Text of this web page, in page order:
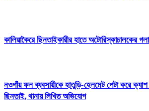
কালিয়াকৈরে ছিনতাইকারীর হাতে অটোরিস্কাচালকের
নওগাঁয় ফল ব্যবসায়ীকে হাতুড়ি-হেলমেট পেটা করে ক্যাশ
ছিনতাই, থানায় লিখিত অভিযোগ